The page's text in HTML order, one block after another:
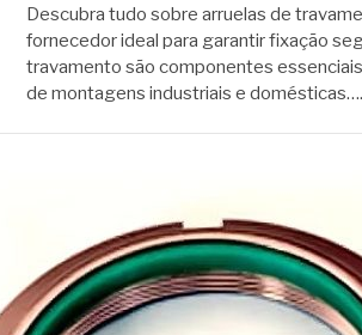
Descubra tudo sobre arruelas de
fornecedor ideal para garantir fixação
travamento são componentes
de montagens industriais e domésticas….